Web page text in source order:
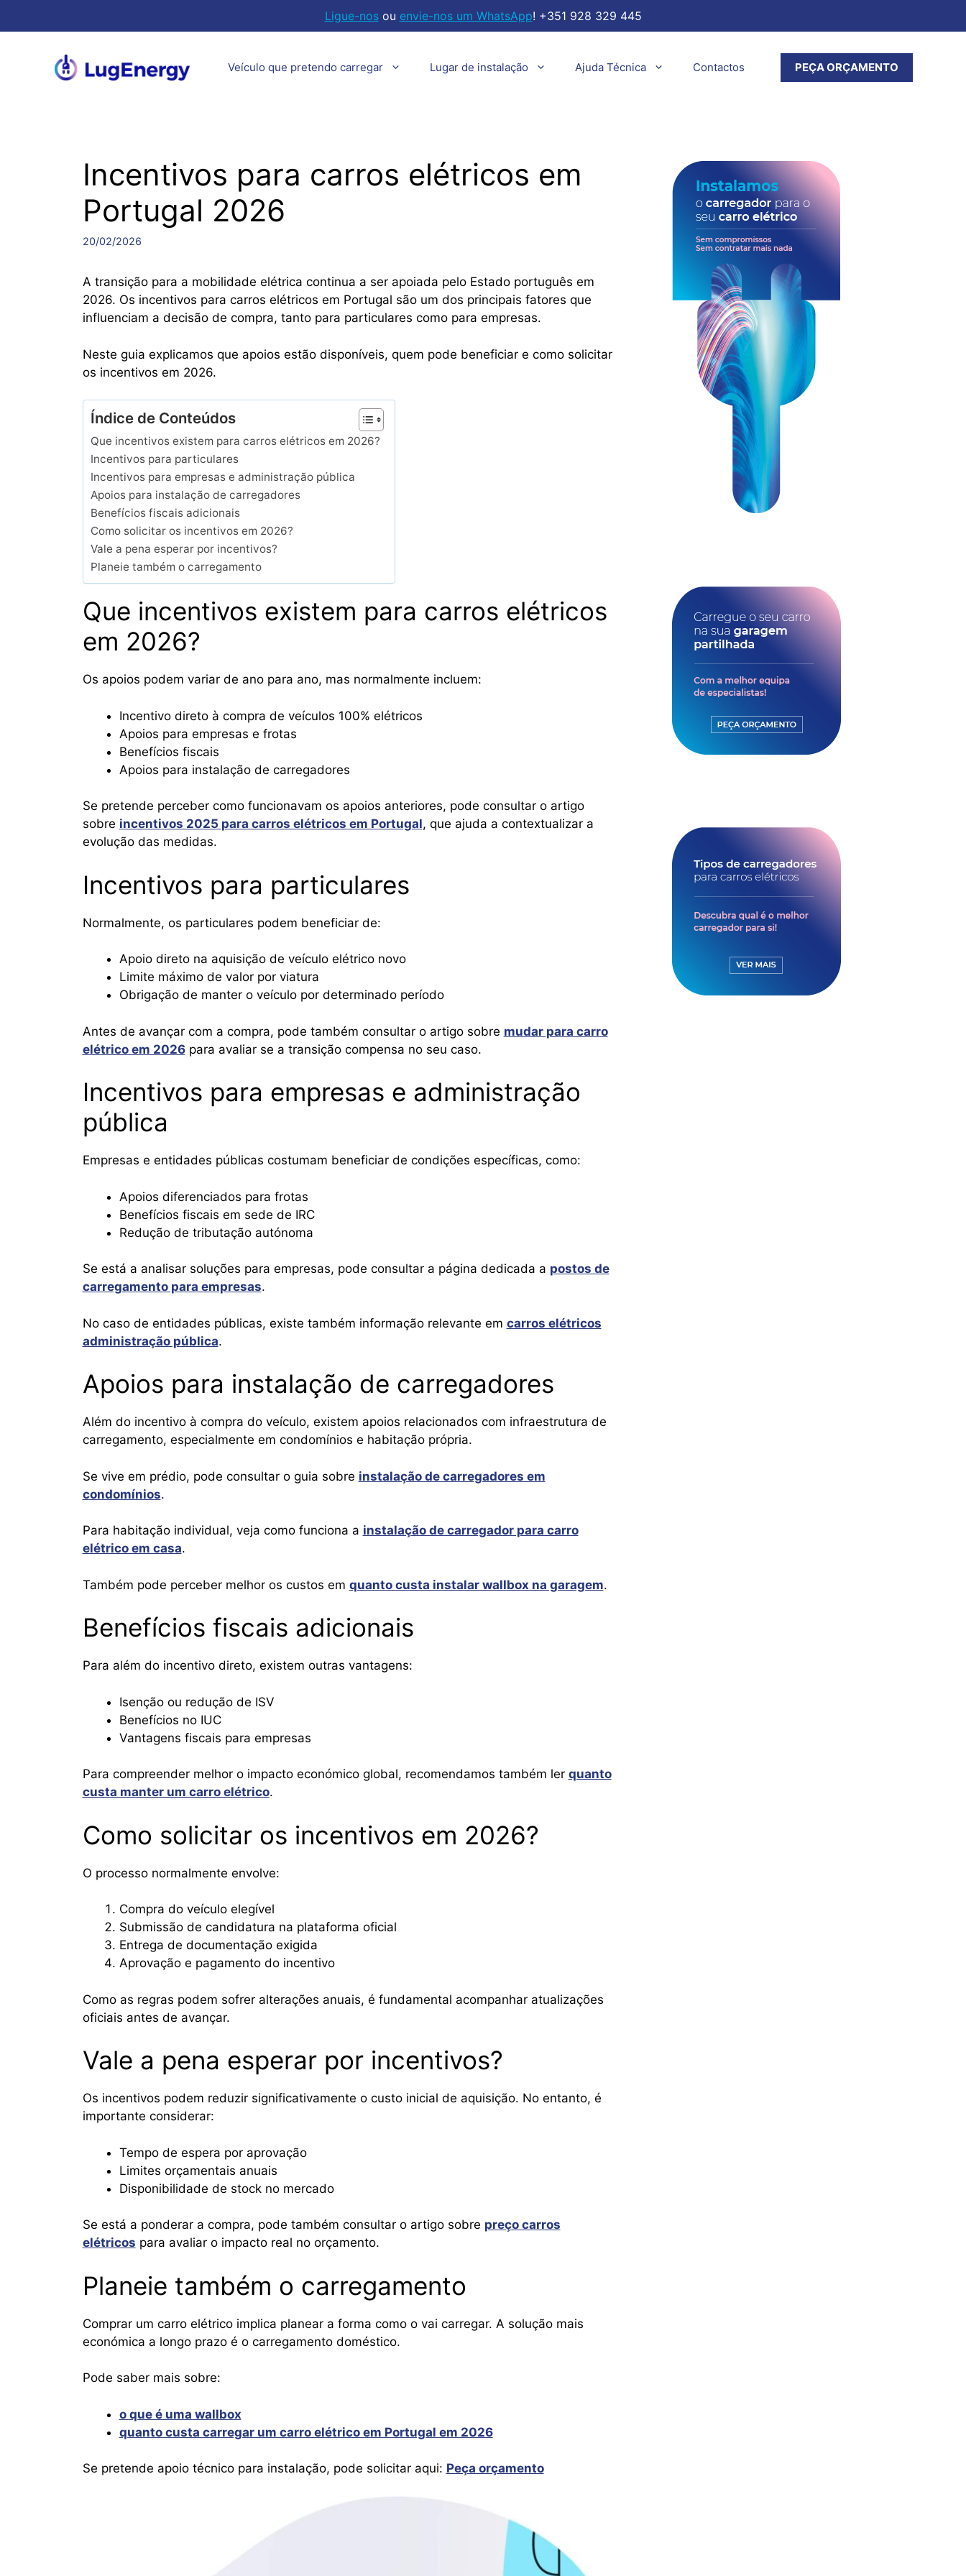
Ligue-nosou envie-nos um WhatsApp! +351 928 329 445
Veículo que pretendo carregar Lugar de instalação Ajuda Técnica Contactos PEÇA ORÇAMENTO
Incentivos para carros elétricos em
Portugal 2026
20/02/2026
A transição para a mobilidade elétrica continua a ser apoiada pelo Estado português em
2026. Os incentivos para carros elétricos em Portugal são um dos principais fatores que
influenciam a decisão de compra, tanto para particulares como para empresas.
Neste guia explicamos que apoios estão disponíveis, quem pode beneficiar e como solicitar
os incentivos em 2026.
Índice de Conteúdos
Que incentivos existem para carros elétricos em 2026?
Incentivos para particulares
Incentivos para empresas e administração pública
Apoios para instalação de carregadores
Benefícios fiscais adicionais
Como solicitar os incentivos em 2026?
Vale a pena esperar por incentivos?
Planeie também o carregamento
Que incentivos existem para carros elétricos
em 2026?
Os apoios podem variar de ano para ano, mas normalmente incluem:
Incentivo direto à compra de veículos 100% elétricos
Apoios para empresas e frotas
Benefícios fiscais
Apoios para instalação de carregadores
Se pretende perceber como funcionavam os apoios anteriores, pode consultar o artigo
sobre incentivos 2025 para carros elétricos em Portugal, que ajuda a contextualizar a
evolução das medidas.
Incentivos para particulares
Normalmente, os particulares podem beneficiar de:
Apoio direto na aquisição de veículo elétrico novo
Limite máximo de valor por viatura
Obrigação de manter o veículo por determinado período
Antes de avançar com a compra, pode também consultar o artigo sobre mudar para carro
elétrico em 2026para avaliar se a transição compensa no seu caso.
Incentivos para empresas e administração
pública
Empresas e entidades públicas costumam beneficiar de condições específicas, como:
Apoios diferenciados para frotas
Benefícios fiscais em sede de IRC
Redução de tributação autónoma
Se está a analisar soluções para empresas, pode consultar a página dedicada a postos de
carregamento para empresas.
No caso de entidades públicas, existe também informação relevante em carros elétricos
administração pública.
Apoios para instalação de carregadores
Além do incentivo à compra do veículo, existem apoios relacionados com infraestrutura de
carregamento, especialmente em condomínios e habitação própria.
Se vive em prédio, pode consultar o guia sobre instalação de carregadores em
condomínios.
Para habitação individual, veja como funciona a instalação de carregador para carro
elétrico em casa.
Também pode perceber melhor os custos em quanto custa instalar wallbox na garagem.
Benefícios fiscais adicionais
Para além do incentivo direto, existem outras vantagens:
Isenção ou redução de ISV
Benefícios no IUC
Vantagens fiscais para empresas
Para compreender melhor o impacto económico global, recomendamos também ler quanto
custa manter um carro elétrico.
Como solicitar os incentivos em 2026?
O processo normalmente envolve:
Compra do veículo elegível
Submissão de candidatura na plataforma oficial
Entrega de documentação exigida
Aprovação e pagamento do incentivo
Como as regras podem sofrer alterações anuais, é fundamental acompanhar atualizações
oficiais antes de avançar.
Vale a pena esperar por incentivos?
Os incentivos podem reduzir significativamente o custo inicial de aquisição. No entanto, é
importante considerar:
Tempo de espera por aprovação
Limites orçamentais anuais
Disponibilidade de stock no mercado
Se está a ponderar a compra, pode também consultar o artigo sobre preço carros
elétricos para avaliar o impacto real no orçamento.
Planeie também o carregamento
Comprar um carro elétrico implica planear a forma como o vai carregar. A solução mais
económica a longo prazo é o carregamento doméstico.
Pode saber mais sobre:
o que é uma wallbox
quanto custa carregar um carro elétrico em Portugal em 2026
Se pretende apoio técnico para instalação, pode solicitar aqui: Peça orçamento